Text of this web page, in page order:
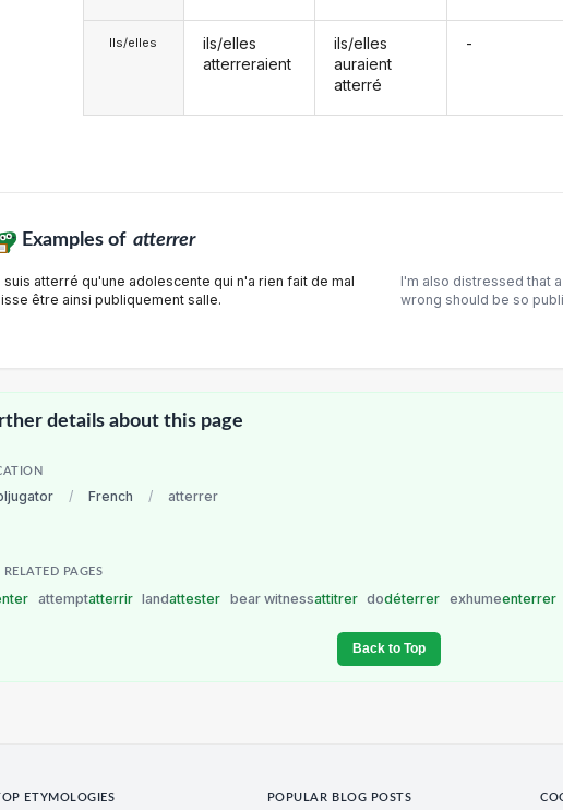
Ils/elles
ils/elles
atterreraient
ils/elles
auraient
atterré
-
Examples of atterrer
suis atterré qu'une adolescente qui n'a rien fait de mal
être ainsi publiquement salle.
I'm also distressed that
wrong should be so
details about this page
/ French / atterrer
RELATED PAGES
attemptatterrir landattester bear witnessattitrer dodéterrer exhumeenterrer
Back to Top
TOP ETYMOLOGIES POPULAR BLOG POSTS